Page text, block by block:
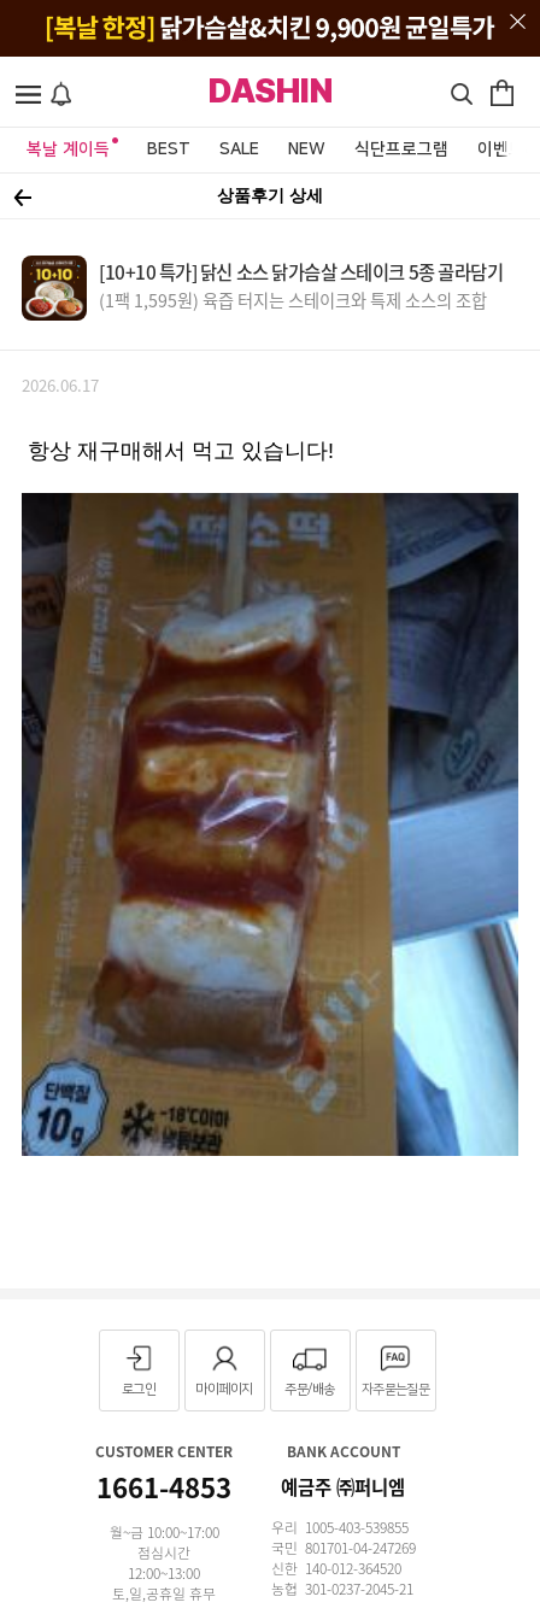
DASHIN
복날 계이득 BEST SALE NEW 식단프로그램 이벤트&
상품후기 상세
[10+10 특가] 닭신 소스 닭가슴살 스테이크 5종 골라담기
(1팩 1,595원) 육즙 터지는 스테이크와 특제 소스의 조합
2026.06.17
항상 재구매해서 먹고 있습니다!
로그인 마이페이지 주문/배송 자주묻는질문
CUSTOMER CENTER
1661-4853
월~금 10:00~17:00
점심시간
12:00~13:00
토,일,공휴일 휴무
BANK ACCOUNT
예금주 ㈜퍼니엠
우리 1005-403-539855
국민 801701-04-247269
신한 140-012-364520
농협 301-0237-2045-21